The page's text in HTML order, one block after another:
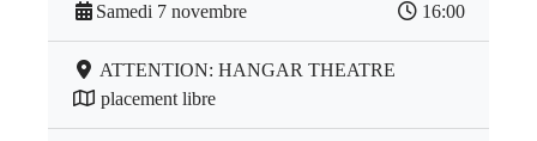
Samedi 7 novembre 16:00
ATTENTION: HANGAR THEATRE
placement libre